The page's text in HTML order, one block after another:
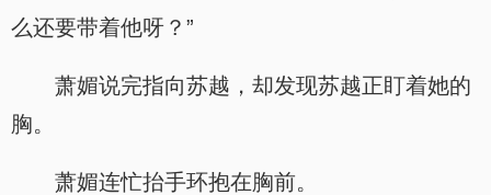
么还要带着他呀？”
萧媚说完指向苏越，却发现苏越正盯着她的
胸。
萧媚连忙抬手环抱在胸前。